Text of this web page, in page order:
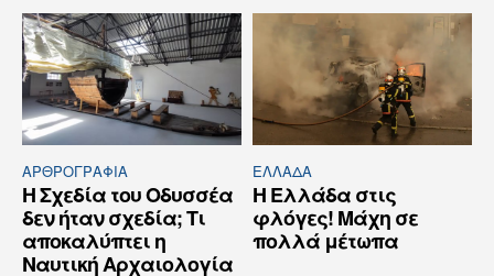
ΑΡΘPΟΓΡΑΦΙΑ
Η Σχεδία του Οδυσσέα
δεν ήταν σχεδία; Τι
αποκαλύπτει η
Ναυτική Αρχαιολογία
ΕΛΛΆΔΑ
Η Ελλάδα στις
φλόγες! Μάχη σε
πολλά μέτωπα